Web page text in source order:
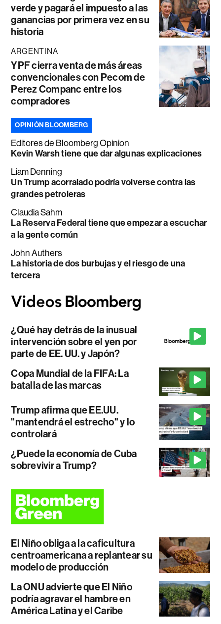
verde y pagará el impuesto a las
ganancias por primera vez en su
historia
ARGENTINA
YPF cierra venta de más áreas
convencionales con Pecom de
Perez Companc entre los
compradores
OPINIÓN BLOOMBERG
Editores de Bloomberg Opinion
Kevin Warsh tiene que dar algunas explicaciones
Liam Denning
Un Trump acorralado podría volverse contra las
grandes petroleras
Claudia Sahm
La Reserva Federal tiene que empezar a escuchar
a la gente común
John Authers
La historia de dos burbujas y el riesgo de una
tercera
¿Qué hay detrás de la inusual
intervención sobre el yen por
parte de EE. UU. y Japón?
Copa Mundial de la FIFA: La
batalla de las marcas
Trump afirma que EE.UU.
"mantendrá el estrecho" y lo
controlará
¿Puede la economía de Cuba
sobrevivir a Trump?
El Niño obliga a la caficultura
centroamericana a replantear su
modelo de producción
La ONU advierte que El Niño
podría agravar el hambre en
América Latina y el Caribe